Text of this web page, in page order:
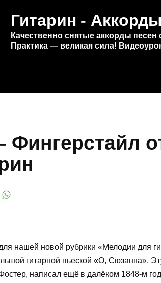
Гитарин -
Качественно снятые аккорды песен
Практика — великая сила!
нашей новой рубрики «Мелодии для
гитарной пьеской «О, Сюзанна».
написал ещё в далёком 1848-м